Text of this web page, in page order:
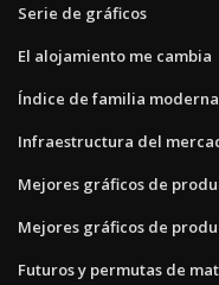
Serie de gráficos
El alojamiento me cambia
Índice de familia moderna
Infraestructura del
Mejores gráficos de
Mejores gráficos de
Futuros y permutas de